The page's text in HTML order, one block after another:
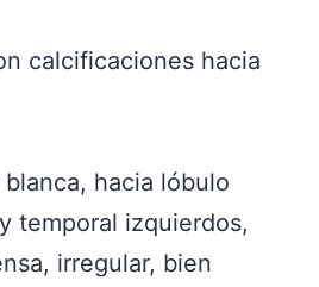
calcificaciones hacia
hacia lóbulo
temporal izquierdos,
irregular, bien